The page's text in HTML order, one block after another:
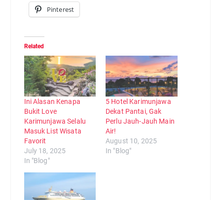
Pinterest
Related
Ini Alasan Kenapa
Bukit Love
Karimunjawa Selalu
Masuk List Wisata
Favorit
July 18, 2025
In "Blog"
5 Hotel Karimunjawa
Dekat Pantai, Gak
Perlu Jauh-Jauh Main
Air!
August 10, 2025
In "Blog"